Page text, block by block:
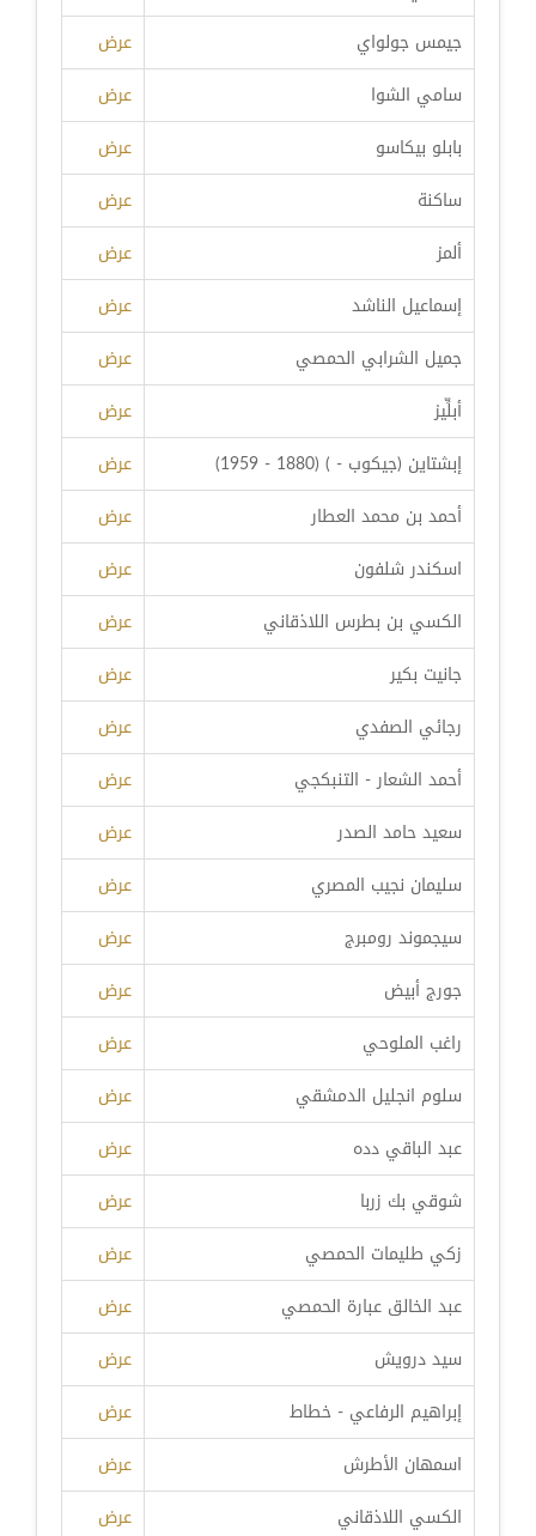
جيمس جولواي
عرض
سامي الشوا
عرض
بابلو بيكاسو
عرض
ساكنة
عرض
ألمز
عرض
إسماعيل الناشد
عرض
جميل الشرابي الحمصي
عرض
أبلِّيز
عرض
إبشتاين (جيكوب - ) (1880 - 1959)
عرض
أحمد بن محمد العطار
عرض
اسكندر شلفون
عرض
الكسي بن بطرس اللاذقاني
عرض
جانيت بكير
عرض
رجائي الصفدي
عرض
أحمد الشعار - التنبكجي
عرض
سعيد حامد الصدر
عرض
سليمان نجيب المصري
عرض
سيجموند رومبرج
عرض
جورج أبيض
عرض
راغب الملوحي
عرض
سلوم انجليل الدمشقي
عرض
عبد الباقي دده
عرض
شوقي بك زربا
عرض
زكي طليمات الحمصي
عرض
عبد الخالق عبارة الحمصي
عرض
سيد درويش
عرض
إبراهيم الرفاعي - خطاط
عرض
اسمهان الأطرش
عرض
الكسي اللاذقاني
عرض